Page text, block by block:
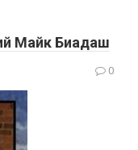
Майк Биадаш
0